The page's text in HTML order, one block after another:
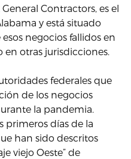
Contractors, es el
y está situado
negocios fallidos en
en otras jurisdicciones.
federales que
de los negocios
la pandemia.
primeros días de la
han sido descritos
viejo Oeste” de